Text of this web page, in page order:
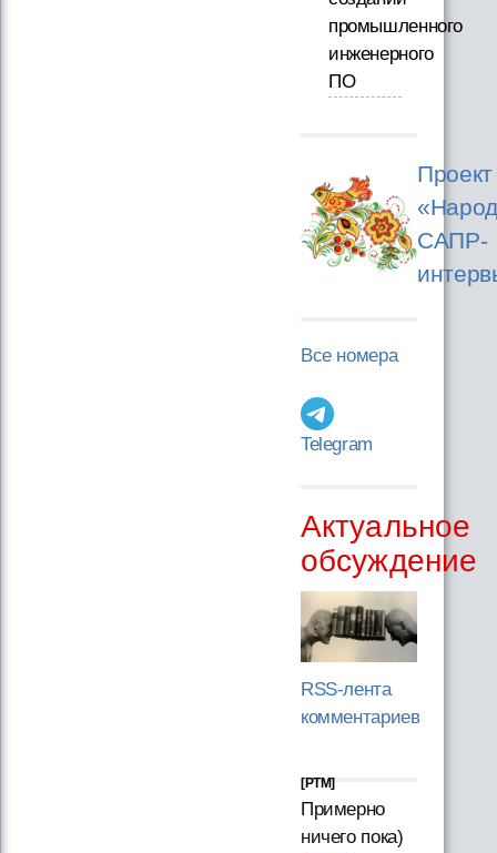
промышленного
инженерного
ПО
Проект
САПР-
Все номера
Telegram
Актуальное
обсуждение
RSS-лента
комментариев
[PTM]
Примерно
ничего пока)